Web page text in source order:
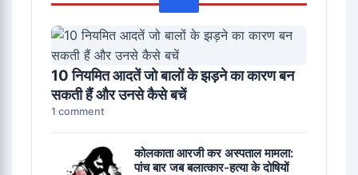
10 नियमित आदतें जो बालों के झड़ने का कारण बन
सकती हैं और उनसे कैसे बचें
1 comment
कोलकाता आरजी कर अस्पताल मामला:
पांच बार जब बलात्कार-हत्या के दोषियों